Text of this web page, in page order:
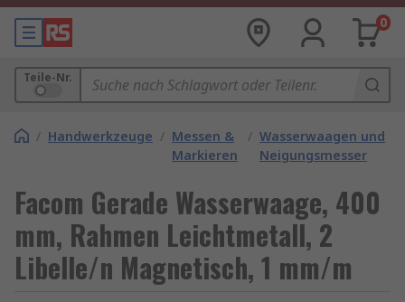
0
Teile-Nr.
/ Handwerkzeuge / Messen &
Markieren
/ Wasserwaagen und
Neigungsmesser
Facom Gerade Wasserwaage, 400
mm, Rahmen Leichtmetall, 2
Libelle/n Magnetisch, 1 mm/m